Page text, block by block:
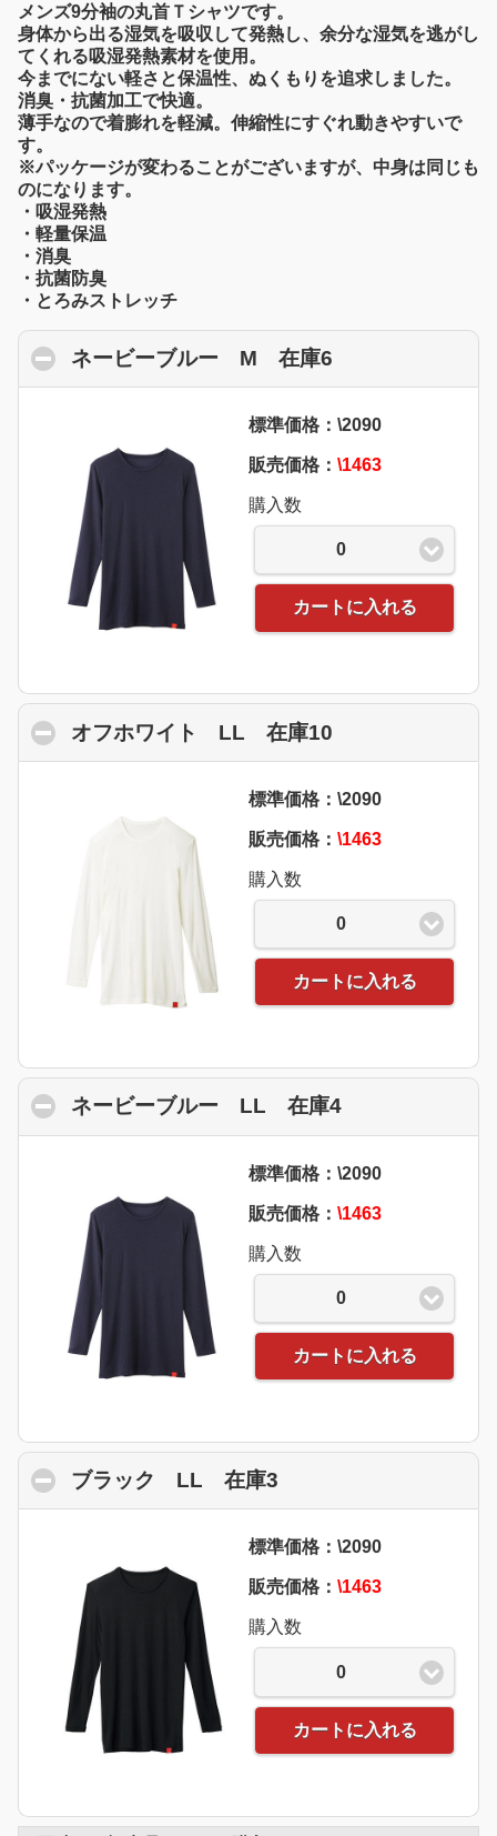
メンズ9分袖の丸首Ｔシャツです。
身体から出る湿気を吸収して発熱し、余分な湿気を逃がし
てくれる吸湿発熱素材を使用。
今までにない軽さと保温性、ぬくもりを追求しました。
消臭・抗菌加工で快適。
薄手なので着膨れを軽減。伸縮性にすぐれ動きやすいで
す。
※パッケージが変わることがございますが、中身は同じも
のになります。
・吸湿発熱
・軽量保温
・消臭
・抗菌防臭
・とろみストレッチ
ネービーブルー M 在庫6
標準価格：\2090
販売価格： \1463
購入数
0
カートに入れる
オフホワイト LL 在庫10
標準価格：\2090
販売価格： \1463
購入数
0
カートに入れる
ネービーブルー LL 在庫4click to
標準価格：\2090
販売価格： \1463
購入数
0
カートに入れる
ブラック LL 在庫3
標準価格：\2090
販売価格： \1463
購入数
0
カートに入れる